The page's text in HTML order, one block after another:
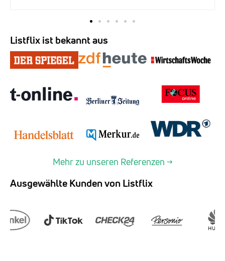
Listflix ist bekannt aus
Mehr zu unseren Referenzen →
Ausgewählte Kunden von Listflix